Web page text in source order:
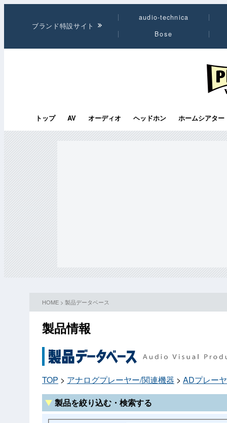
ブランド特設サイト
audio-technica
Bose
トップ AV オーディオ ヘッドホン ホームシアター
HOME > 製品データベース
製品情報
TOP > アナログプレーヤー/関連機器 > ADプレー
製品を絞り込む・検索する